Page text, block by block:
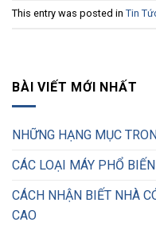
This entry was posted in Tin
BÀI VIẾT MỚI NHẤT
NHỮNG HẠNG MỤC
CÁC LOẠI MÁY PHỔ
CÁCH NHẬN BIẾT NHÀ
CAO